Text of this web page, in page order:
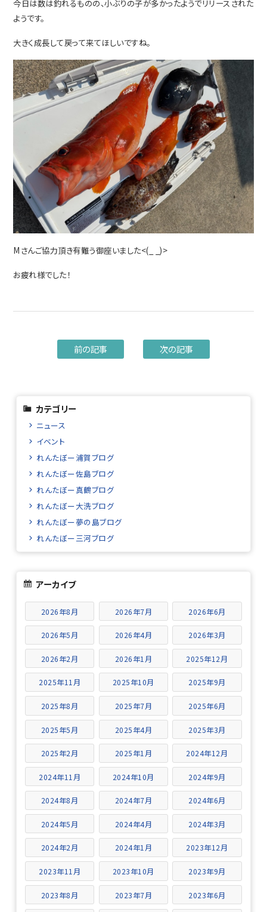
今日は数は釣れるものの、小ぶりの子が多かったようでリリースされた
ようです。
大きく成長して戻って来てほしいですね。
Mさんご協力頂き有難う御座いました<(_ _)>
お疲れ様でした！
前の記事 次の記事
カテゴリー
ニュース
イベント
れんたぼー浦賀ブログ
れんたぼー佐島ブログ
れんたぼー真鶴ブログ
れんたぼー大洗ブログ
れんたぼー夢の島ブログ
れんたぼー三河ブログ
アーカイブ
2026年8月 2026年7月 2026年6月
2026年5月 2026年4月 2026年3月
2026年2月 2026年1月 2025年12月
2025年11月 2025年10月 2025年9月
2025年8月 2025年7月 2025年6月
2025年5月 2025年4月 2025年3月
2025年2月 2025年1月 2024年12月
2024年11月 2024年10月 2024年9月
2024年8月 2024年7月 2024年6月
2024年5月 2024年4月 2024年3月
2024年2月 2024年1月 2023年12月
2023年11月 2023年10月 2023年9月
2023年8月 2023年7月 2023年6月